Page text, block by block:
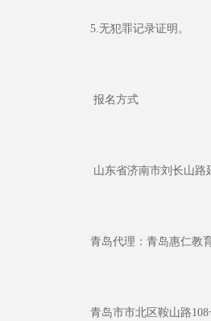
5.无犯罪记录证明。
报名方式
山东省济南市刘长山路
青岛代理：青岛惠仁教
青岛市市北区鞍山路108